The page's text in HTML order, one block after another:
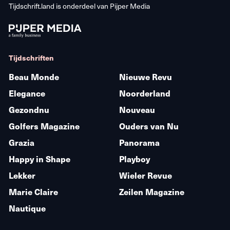
Tijdschrift.land is onderdeel van Pijper Media
Tijdschriften
Beau Monde
Elegance
Gezondnu
Golfers Magazine
Grazia
Happy in Shape
Lekker
Marie Claire
Nautique
Nieuwe Revu
Noorderland
Nouveau
Ouders van Nu
Panorama
Playboy
Wieler Revue
Zeilen Magazine